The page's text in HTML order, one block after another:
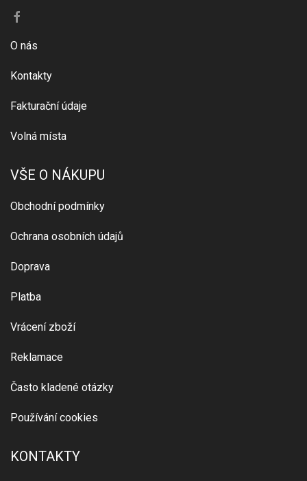
O nás
Kontakty
Fakturační údaje
Volná místa
VŠE O NÁKUPU
Obchodní podmínky
Ochrana osobních údajů
Doprava
Platba
Vrácení zboží
Reklamace
Často kladené otázky
Používání cookies
KONTAKTY